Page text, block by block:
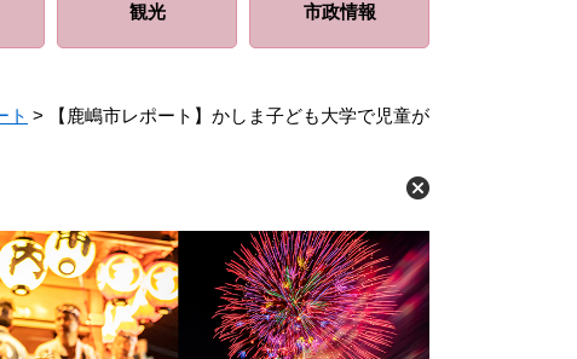
観光 市政情報
ト >
【鹿嶋市レポート】かしま子ども大学で児童が